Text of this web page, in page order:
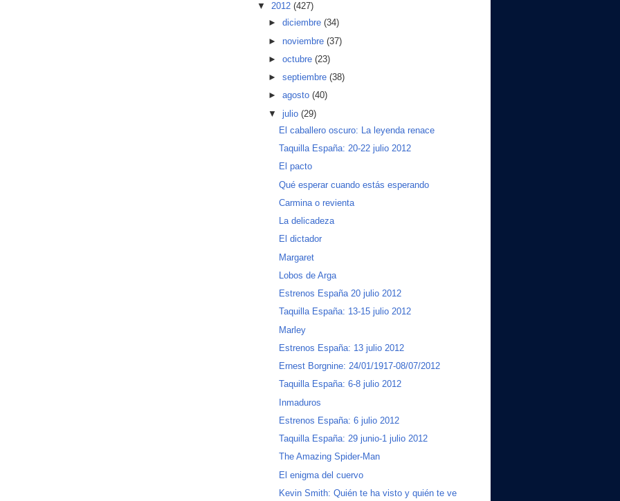
▼ 2012 (427)
► diciembre (34)
► noviembre (37)
► octubre (23)
► septiembre (38)
► agosto (40)
▼ julio (29)
El caballero oscuro: La leyenda renace
Taquilla España: 20-22 julio 2012
El pacto
Qué esperar cuando estás esperando
Carmina o revienta
La delicadeza
El dictador
Margaret
Lobos de Arga
Estrenos España 20 julio 2012
Taquilla España: 13-15 julio 2012
Marley
Estrenos España: 13 julio 2012
Ernest Borgnine: 24/01/1917-08/07/2012
Taquilla España: 6-8 julio 2012
Inmaduros
Estrenos España: 6 julio 2012
Taquilla España: 29 junio-1 julio 2012
The Amazing Spider-Man
El enigma del cuervo
Kevin Smith: Quién te ha visto y quién te ve